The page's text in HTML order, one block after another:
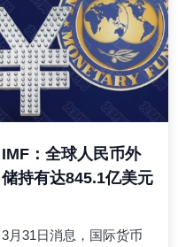
IMF：全球人民币外
储持有达845.1亿美元
3月31日消息，国际货币